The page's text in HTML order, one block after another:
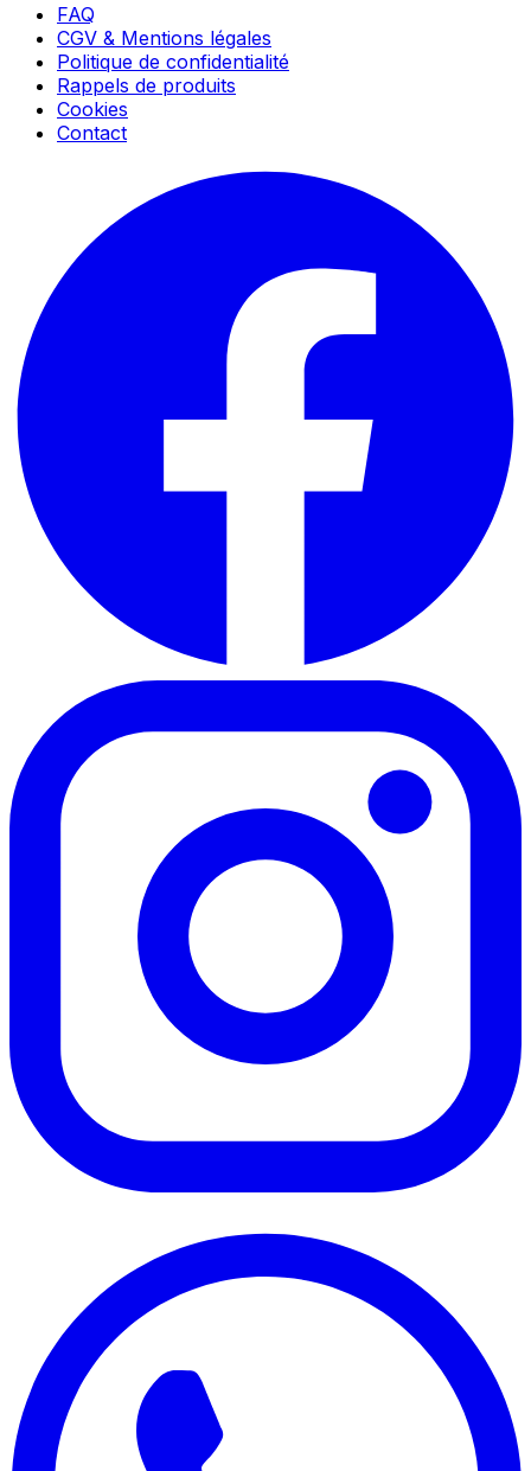
FAQ
CGV & Mentions légales
Politique de confidentialité
Rappels de produits
Cookies
Contact